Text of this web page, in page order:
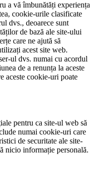
a vă îmbunătăți experiența
cookie-urile clasificate
dvs., deoarece sunt
de bază ale site-ului
care ne ajută să
acest site web.
ul dvs. numai cu acordul
de a renunța la aceste
aceste cookie-uri poate
pentru ca site-ul web să
numai cookie-uri care
de securitate ale site-
nicio informație personală.